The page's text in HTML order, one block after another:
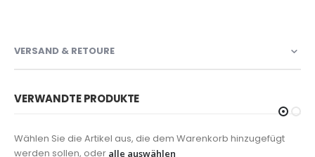
VERSAND & RETOURE
VERWANDTE PRODUKTE
Wählen Sie die Artikel aus, die dem Warenkorb hinzugefügt
werden sollen, oder alle auswählen